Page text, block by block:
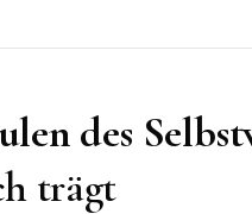
des
trägt